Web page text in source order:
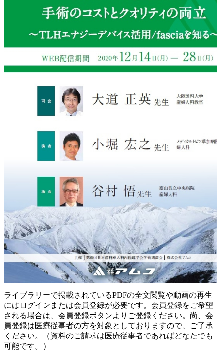
ライブラリーで掲載されているPDFの全文閲覧や動画の再生
にはログインまたは会員登録が必要です。会員登録をご希望
される場合は、会員登録ボタンよりご登録ください。尚、会
員登録は医療従事者の方を対象としておりますので、ご了承
ください。（資料のご請求は医療従事者であればどなたでも
可能です。）